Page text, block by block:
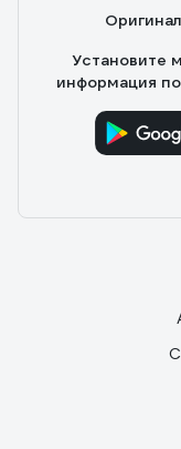
Установите
информация